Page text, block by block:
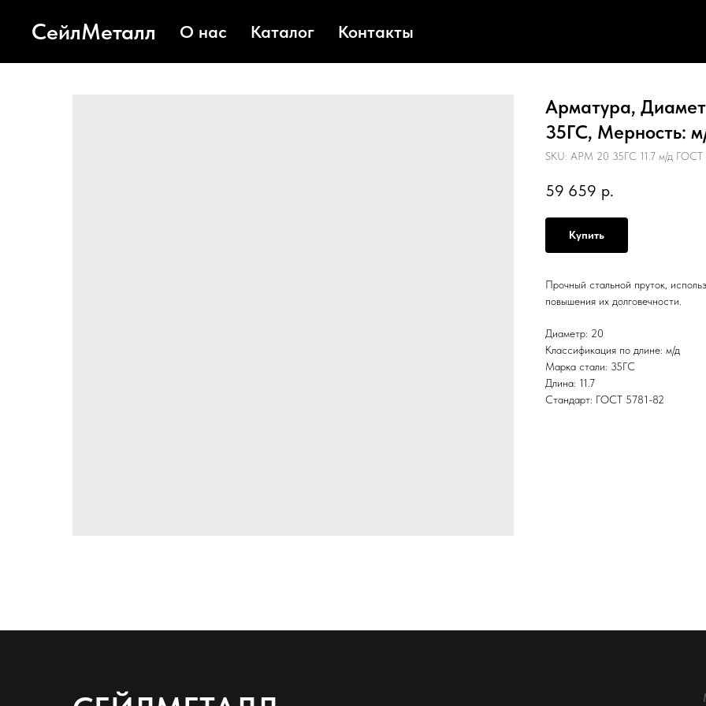
СейлМеталл О нас Каталог Контакты
Арматура,
35ГС, Мерность:
SKU: АРМ 20 35ГС 11.7 м/д ГОСТ
59 659 р.
Купить
Прочный стальной пруток,
повышения их долговечности.
Диаметр: 20
Классификация по длине: м/д
Марка стали: 35ГС
Длина: 11.7
Стандарт: ГОСТ 5781-82